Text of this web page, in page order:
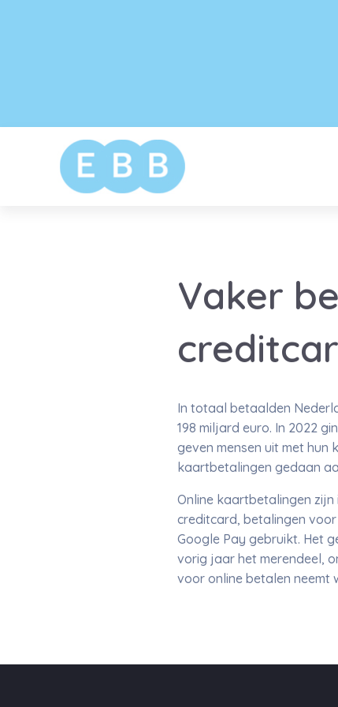
Vaker
In totaal betaalden
198 miljard euro. In 2022
geven mensen uit met
kaartbetalingen gedaan
Online kaartbetalingen
creditcard, betalingen
Google Pay gebruikt. Het
vorig jaar het merendeel,
voor online betalen neemt